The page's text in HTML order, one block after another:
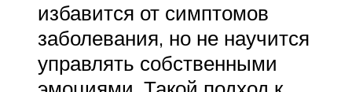
избавится от симптомов
заболевания, но не научится
управлять собственными